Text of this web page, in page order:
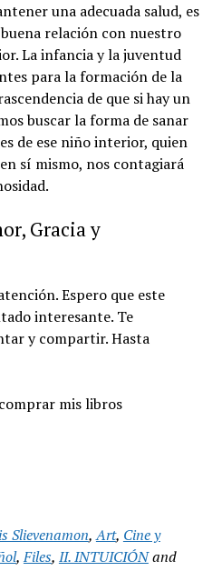
una adecuada salud, es
relación con nuestro
La infancia y la juventud
para la formación de la
de que si hay un
buscar la forma de sanar
de ese niño interior, quien
sí mismo, nos contagiará
Gracia y
Espero que este
interesante. Te
y compartir. Hasta
mis libros
Slievenamon,Art, Cine y
,Files, II. INTUICIÓNand